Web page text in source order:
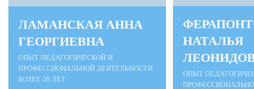
ЛАМАНСКАЯ АННА
ГЕОРГИЕВНА
ОПЫТ ПЕДАГОГИЧЕСКОЙ И
ПРОФЕССИОНАЛЬНОЙ ДЕЯТЕЛЬНОСТИ
БОЛЕЕ 20 ЛЕТ
НАТАЛЬЯ
ОПЫТ